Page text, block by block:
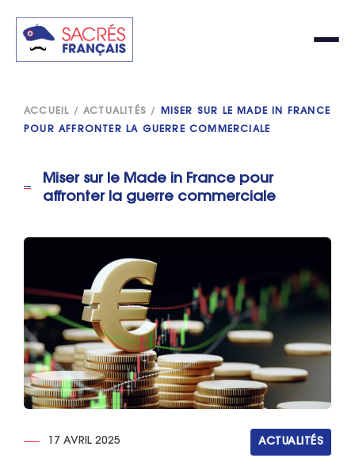
ACCUEIL /ACTUALITÉS / MISER SUR LE MADE IN FRANCE
POUR AFFRONTER LA GUERRE COMMERCIALE
Miser sur le Made in France pour
affronter la guerre commerciale
17 AVRIL 2025 ACTUALITÉS